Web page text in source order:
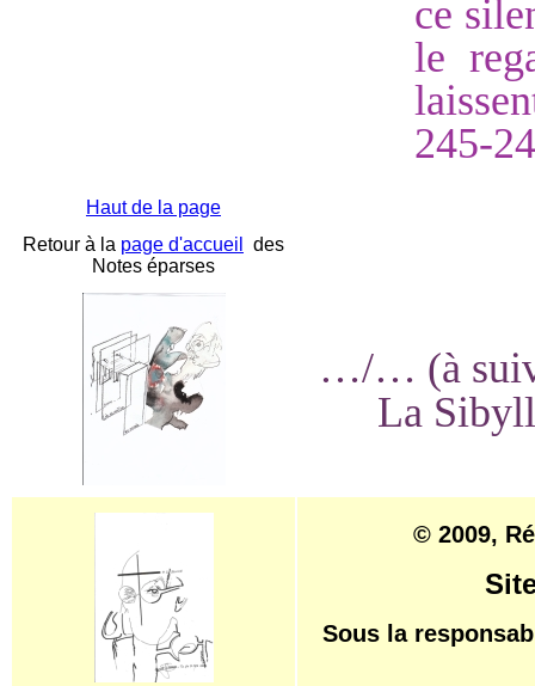
ce
le
245-
Haut de la page
Retour à la page d'accueil
des
Notes éparses
…/… (à
La
© 2009,
Sous la